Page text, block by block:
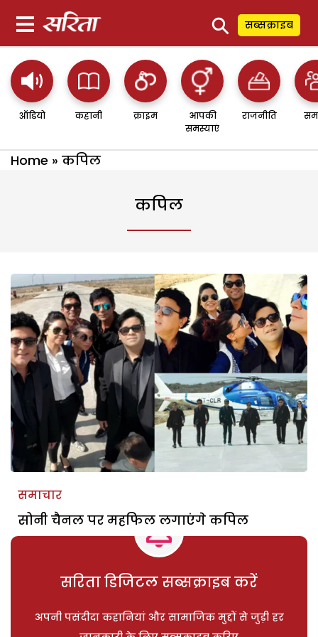
⚲ सब्सक्राइब
ऑडियो कहानी क्राइम
आपकी
समस्याएं
राजनीति
Home » कपिल
कपिल
समाचार
सोनी चैनल पर महफिल लगाएंगे कपिल
सरिता डिजिटल सब्सक्राइब करें
अपनी पसंदीदा कहानियां और सामाजिक मुद्दों से जुड़ी हर